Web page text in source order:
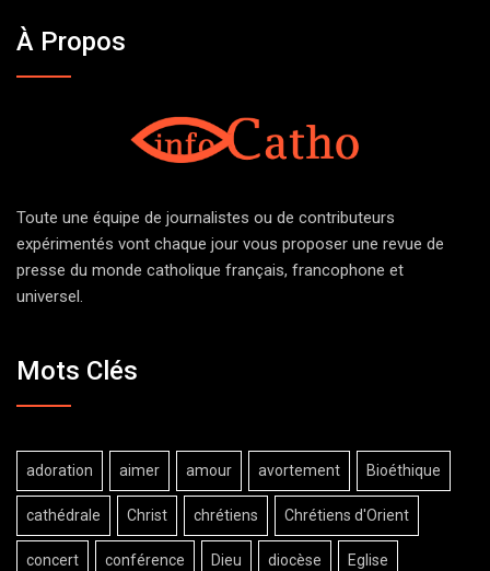
À Propos
Toute une équipe de journalistes ou de contributeurs
expérimentés vont chaque jour vous proposer une revue de
presse du monde catholique français, francophone et
universel.
Mots Clés
adoration aimer amour avortement Bioéthique
cathédrale Christ chrétiens Chrétiens d'Orient
concert conférence Dieu diocèse Eglise